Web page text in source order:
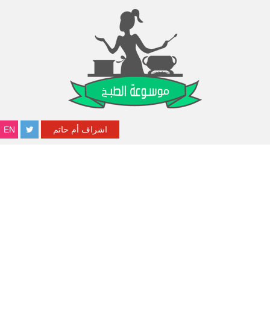
EN اشراف أم حاتم